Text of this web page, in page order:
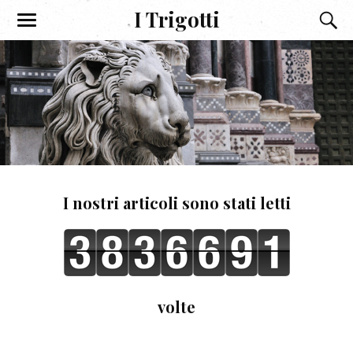
I Trigotti
I nostri articoli sono stati letti
volte